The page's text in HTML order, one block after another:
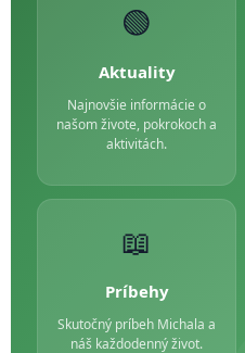
🟢
Aktuality
Najnovšie informácie o
našom živote, pokrokoch a
aktivitách.
📖
Príbehy
Skutočný príbeh Michala a
náš každodenný život.